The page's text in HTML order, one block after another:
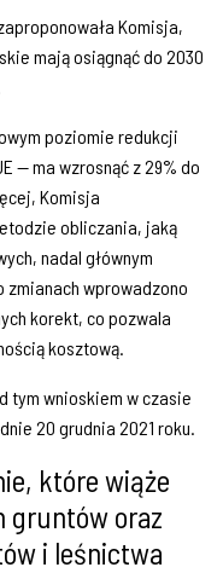
Komisja,
mają osiągnąć do 2030
poziomie redukcji
— ma wzrosnąć z 29% do
Komisja
obliczania, jaką
nadal głównym
zmianach wprowadzono
korekt, co pozwala
kosztową.
tym wnioskiem w czasie
20 grudnia 2021 roku.
które wiąże
gruntów oraz
i leśnictwa